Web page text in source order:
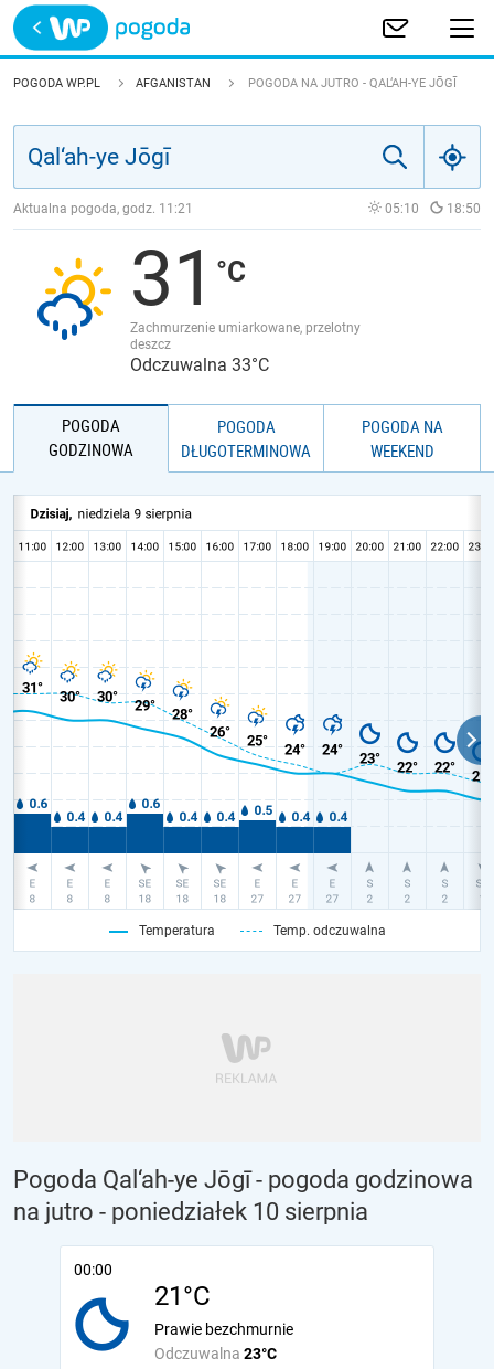
Trwa ładowanie
POLSKA
JAKOŚĆ POWIETRZA
POGODA WP.PL AFGANISTAN POGODA NA JUTRO - QAL‘AH-YE JŌGĪ
Aktualna pogoda, godz. 11:21 05:10 18:50
31
Zachmurzenie umiarkowane, przelotny
deszcz
Odczuwalna 33°C
POGODA
GODZINOWA
POGODA
DŁUGOTERMINOWA
POGODA NA
WEEKEND
Temperatura Temp. odczuwalna
Pogoda Qal‘ah-ye Jōgī - pogoda godzinowa
na jutro - poniedziałek 10 sierpnia
00:00
21°C
Odczuwalna 23°C
Prawie bezchmurnie